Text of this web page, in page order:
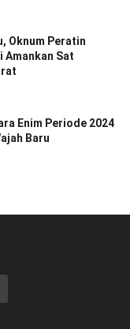
Oknum Peratin
Amankan Sat
Enim Periode 2024
Baru